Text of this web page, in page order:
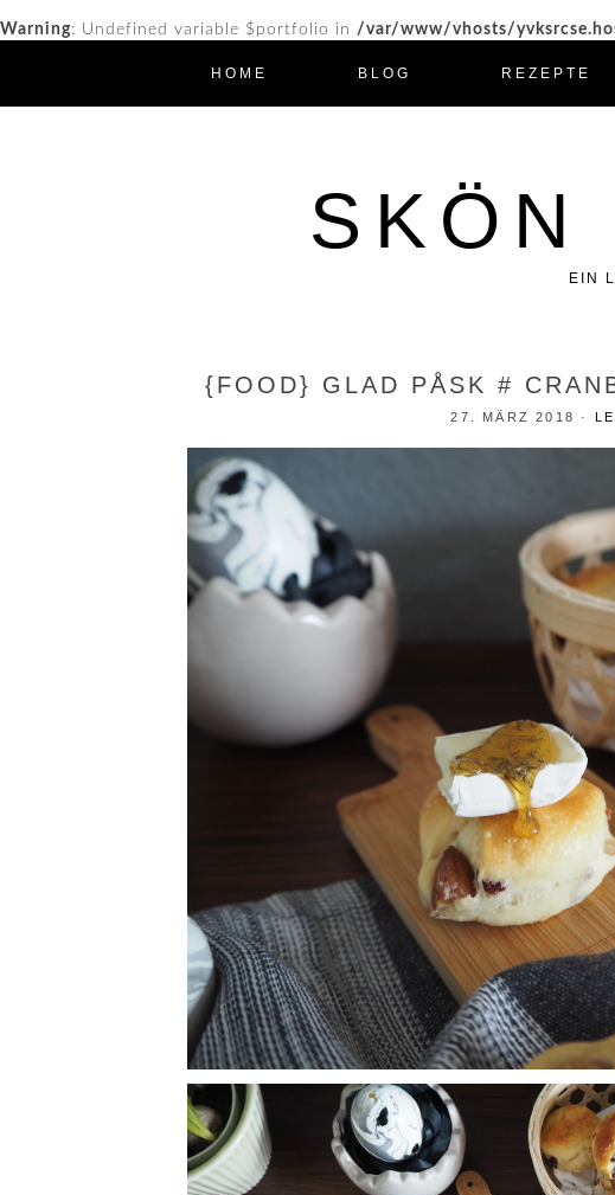
Warning: Undefined variable $portfolio in /var/www/vhosts/
HOME BLOG REZEPTE
SKÖN
EIN
{FOOD} GLAD PÅSK #
27. MÄRZ 2018 ·